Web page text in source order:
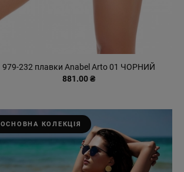
979-232 плавки Anabel Arto 01 ЧОРНИЙ
881.00 ₴
ОСНОВНА КОЛЕКЦІЯ